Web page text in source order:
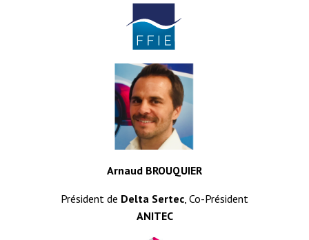
Arnaud BROUQUIER
Président de Delta Sertec, Co-Président
ANITEC